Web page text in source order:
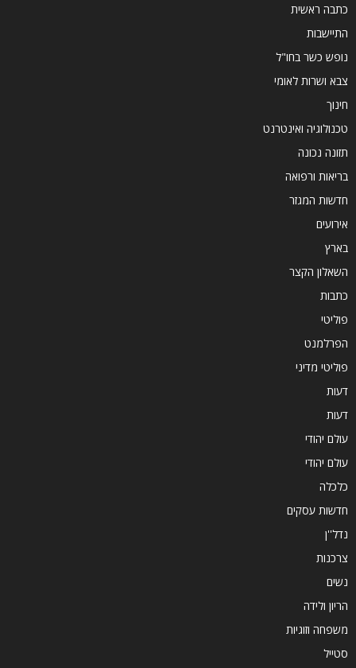
כתבה ראשית
התיישבות
נופש כשר בחו"ל
צבא ושרות לאומי
חינוך
טכנולוגיה ואינטרנט
תזונה נכונה
בריאות ורפואה
חדשות המגזר
אירועים
בארץ
השאלון הקצר
כתבות
פוליטי
הפרלמנט
פוליטי מדיני
דעות
דעות
עולם יהודי
עולם יהודי
כלכלה
חדשות עסקים
נדל''ן
צרכנות
נשים
הריון ולידה
משפחה וזוגיות
סטייל